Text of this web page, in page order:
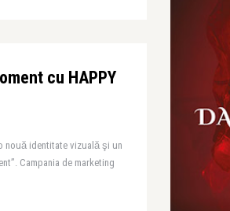
cu HAPPY
nouă identitate vizuală şi un
Campania de marketing